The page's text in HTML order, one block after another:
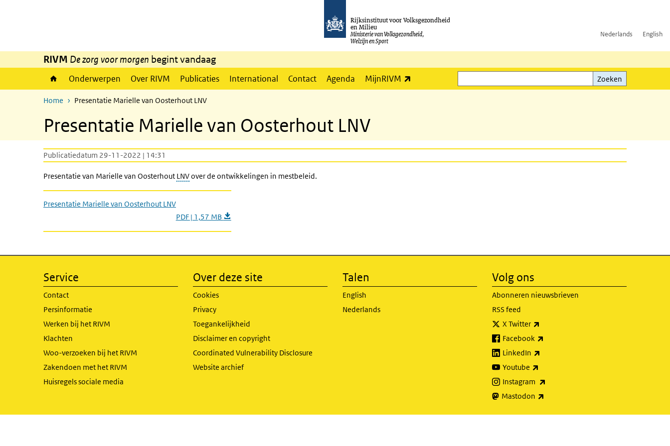
Rijksinstituut voor Volksgezondheid
en Milieu
Ministerie van Volksgezondheid,
Welzijn en Sport
Nederlands English
RIVM De zorg voor morgen begint vandaag
Onderwerpen Over RIVM Publicaties International Contact Agenda MijnRIVM
Zoeken
Zoeken
Home Presentatie Marielle van Oosterhout LNV
Presentatie Marielle van Oosterhout LNV
Publicatiedatum 29-11-2022 | 14:31
Presentatie van Marielle van Oosterhout LNVover de ontwikkelingen in mestbeleid.
Presentatie Marielle van Oosterhout LNV
PDF | 1,57 MB
Service
Contact
Persinformatie
Werken bij het RIVM
Klachten
Woo-verzoeken bij het RIVM
Zakendoen met het RIVM
Huisregels sociale media
Over deze site
Cookies
Privacy
Toegankelijkheid
Disclaimer en copyright
Coordinated Vulnerability Disclosure
Website archief
Talen
English
Nederlands
Volg ons
Abonneren nieuwsbrieven
RSS feed
X Twitter
Facebook
LinkedIn
Youtube
Instagram
Mastodon